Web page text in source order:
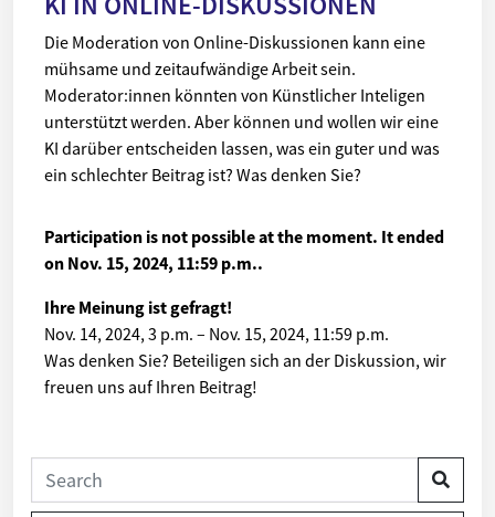
Die Moderation von Online-Diskussionen kann eine
mühsame und zeitaufwändige Arbeit sein.
Moderator:innen könnten von Künstlicher Inteligen
unterstützt werden. Aber können und wollen wir eine
KI darüber entscheiden lassen, was ein guter und was
ein schlechter Beitrag ist? Was denken Sie?
Participation is not possible at the moment. It ended
on Nov. 15, 2024, 11:59 p.m..
Ihre Meinung ist gefragt!
Nov. 14, 2024, 3 p.m. – Nov. 15, 2024, 11:59 p.m.
Was denken Sie? Beteiligen sich an der Diskussion, wir
freuen uns auf Ihren Beitrag!